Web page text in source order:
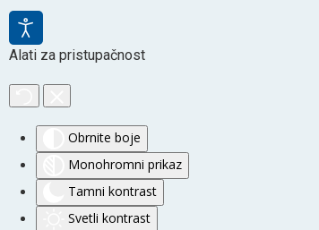
Alati za pristupačnost
Obrnite boje
Monohromni prikaz
Tamni kontrast
Svetli kontrast